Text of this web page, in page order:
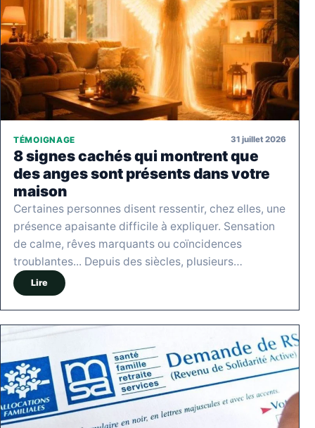
TÉMOIGNAGE 31 juillet 2026
8 signes cachés qui montrent que
des anges sont présents dans votre
maison
Certaines personnes disent ressentir, chez elles, une
présence apaisante difficile à expliquer. Sensation
de calme, rêves marquants ou coïncidences
troublantes... Depuis des siècles, plusieurs…
Lire